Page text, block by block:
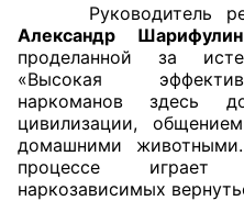
Главная
Общественные советы
Общественные
Руководитель
Александр Шарифулин
проделанной за
«Высокая
наркоманов здесь
цивилизации,
домашними
процессе играет
наркозависимых